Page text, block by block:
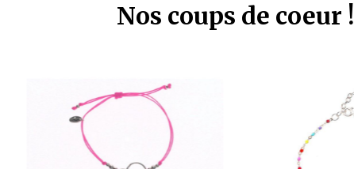
Nos coups de coeur !